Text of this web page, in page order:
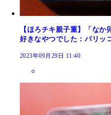
【ほろチキ親子重】「な
好きなやつでした：パリッ
2023年09月29日 11:40